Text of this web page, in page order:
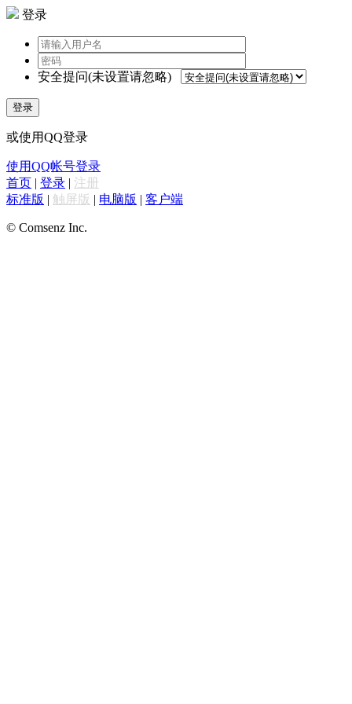
登录
安全提问(未设置请忽略)
登录
或使用QQ登录
使用QQ帐号登录
首页 | 登录 | 注册
标准版 | 触屏版 | 电脑版 | 客户端
© Comsenz Inc.